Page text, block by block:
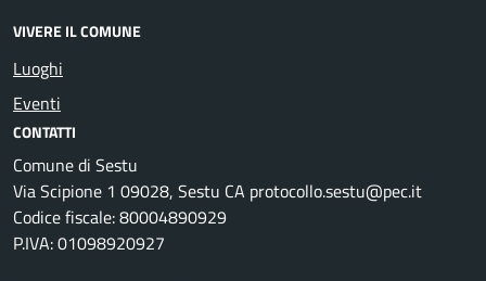
VIVERE IL COMUNE
Luoghi
Eventi
CONTATTI
Comune di Sestu
Via Scipione 1 09028, Sestu CA protocollo.sestu@pec.it
Codice fiscale: 80004890929
P.IVA: 01098920927